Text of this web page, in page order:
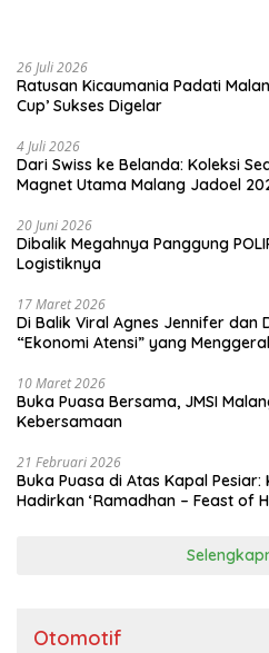
26 Juli 2026
Ratusan Kicaumania Padati
Cup’ Sukses Digelar
4 Juli 2026
Dari Swiss ke Belanda: Koleksi
Magnet Utama Malang Jadoel
20 Juni 2026
Dibalik Megahnya Panggung
Logistiknya
17 Maret 2026
Di Balik Viral Agnes Jennifer dan
“Ekonomi Atensi” yang
10 Maret 2026
Buka Puasa Bersama, JMSI
Kebersamaan
21 Februari 2026
Buka Puasa di Atas Kapal
Hadirkan ‘Ramadhan – Feast of
Otomotif